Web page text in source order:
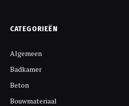
CATEGORIEËN
Algemeen
Badkamer
Beton
Bouwmateriaal